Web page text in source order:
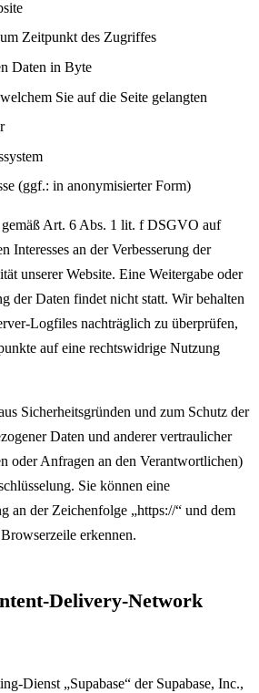
Zeitpunkt des Zugriffes
Daten in Byte
Sie auf die Seite gelangten
(ggf.: in anonymisierter Form)
Art. 6 Abs. 1 lit. f DSGVO auf
Interesses an der Verbesserung der
unserer Website. Eine Weitergabe oder
der Daten findet nicht statt. Wir behalten
Logfiles nachträglich zu überprüfen,
auf eine rechtswidrige Nutzung
Sicherheitsgründen und zum Schutz der
Daten und anderer vertraulicher
oder Anfragen an den Verantwortlichen)
Sie können eine
an der Zeichenfolge „https://“ und dem
erkennen.
Delivery-Network
Dienst „Supabase“ der Supabase, Inc.,